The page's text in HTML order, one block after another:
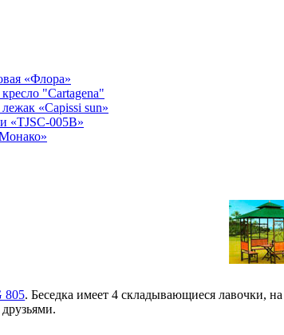
«Флора»
"Cartagena"
«Capissi sun»
«TJSC-005B»
805. Беседка имеет 4 складывающиеся лавочки,